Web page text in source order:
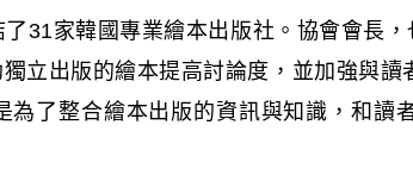
31家韓國專業繪本出版社。協會會長
獨立出版的繪本提高討論度，並加強與
為了整合繪本出版的資訊與知識，和讀